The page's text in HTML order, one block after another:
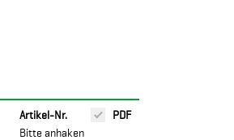
Artikel-Nr.
Bitte anhaken
PDF